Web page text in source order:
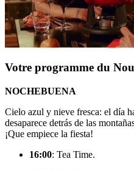
Votre programme du
NOCHEBUENA
Cielo azul y nieve fresca: el día
desaparece detrás de las
¡Que empiece la fiesta!
16:00: Tea Time.